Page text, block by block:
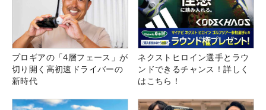
プロギアの「4層フェース」が
切り開く高初速ドライバーの
新時代
ネクストヒロイン選手とラウ
ンドできるチャンス！詳しく
はこちら！